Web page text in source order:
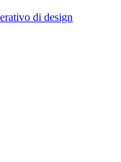
di design